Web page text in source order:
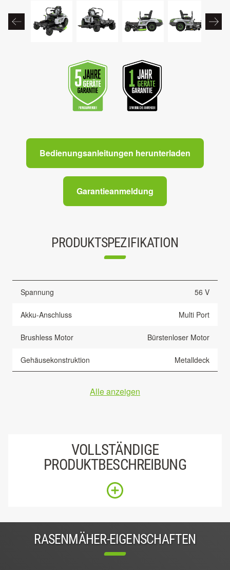
Bedienungsanleitungen herunterladen
Garantieanmeldung
PRODUKTSPEZIFIKATION
Spannung 56 V
Akku-Anschluss Multi Port
Brushless Motor Bürstenloser Motor
Gehäusekonstruktion Metalldeck
Alle anzeigen
VOLLSTÄNDIGE
PRODUKTBESCHREIBUNG
RASENMÄHER-EIGENSCHAFTEN